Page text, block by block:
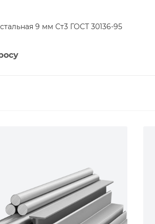
9 мм Ст3 ГОСТ 30136-95